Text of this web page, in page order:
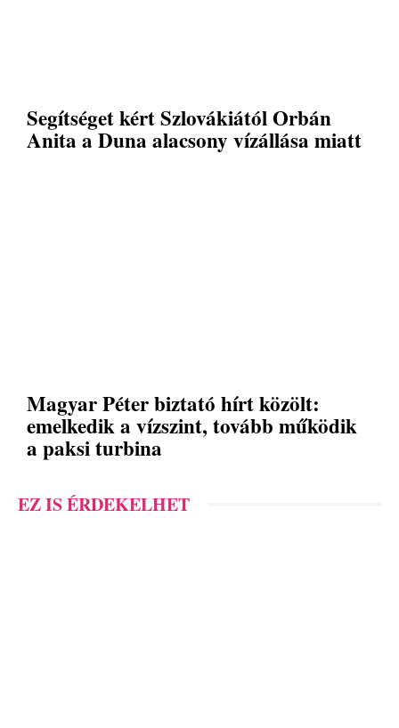
Segítséget kért Szlovákiától Orbán
Anita a Duna alacsony vízállása miatt
Magyar Péter biztató hírt közölt:
emelkedik a vízszint, tovább működik
a paksi turbina
EZ IS ÉRDEKELHET